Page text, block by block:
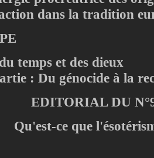
dans la tradition
temps et des dieux
: Du génocide à la
EDITORIAL DU
Qu'est-ce que